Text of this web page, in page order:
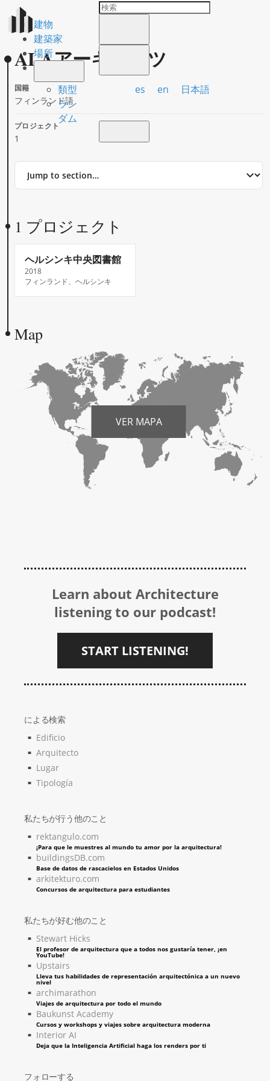
建物
建築家
場所
類型
ラン
ダム
es en 日本語
ALAアーキテクツ
国籍
フィンランド語
プロジェクト
1
Jump
1 プロジェクト
ヘルシンキ中央図書館
2018
フィンランド、ヘルシンキ
Map
VER MAPA
Learn about Architecture
listening to our podcast!
START LISTENING!
による検索
Edificio
Arquitecto
Lugar
Tipología
私たちが行う他のこと
rektangulo.com
¡Para que le muestres al mundo tu amor por la arquitectura!
buildingsDB.com
Base de datos de rascacielos en Estados Unidos
arkitekturo.com
Concursos de arquitectura para estudiantes
私たちが好む他のこと
Stewart Hicks
El profesor de arquitectura que a todos nos gustaría tener, ¡en
YouTube!
Upstairs
Lleva tus habilidades de representación arquitectónica a un nuevo
nivel
archimarathon
Viajes de arquitectura por todo el mundo
Baukunst Academy
Cursos y workshops y viajes sobre arquitectura moderna
Interior AI
Deja que la Inteligencia Artificial haga los renders por ti
フォローする